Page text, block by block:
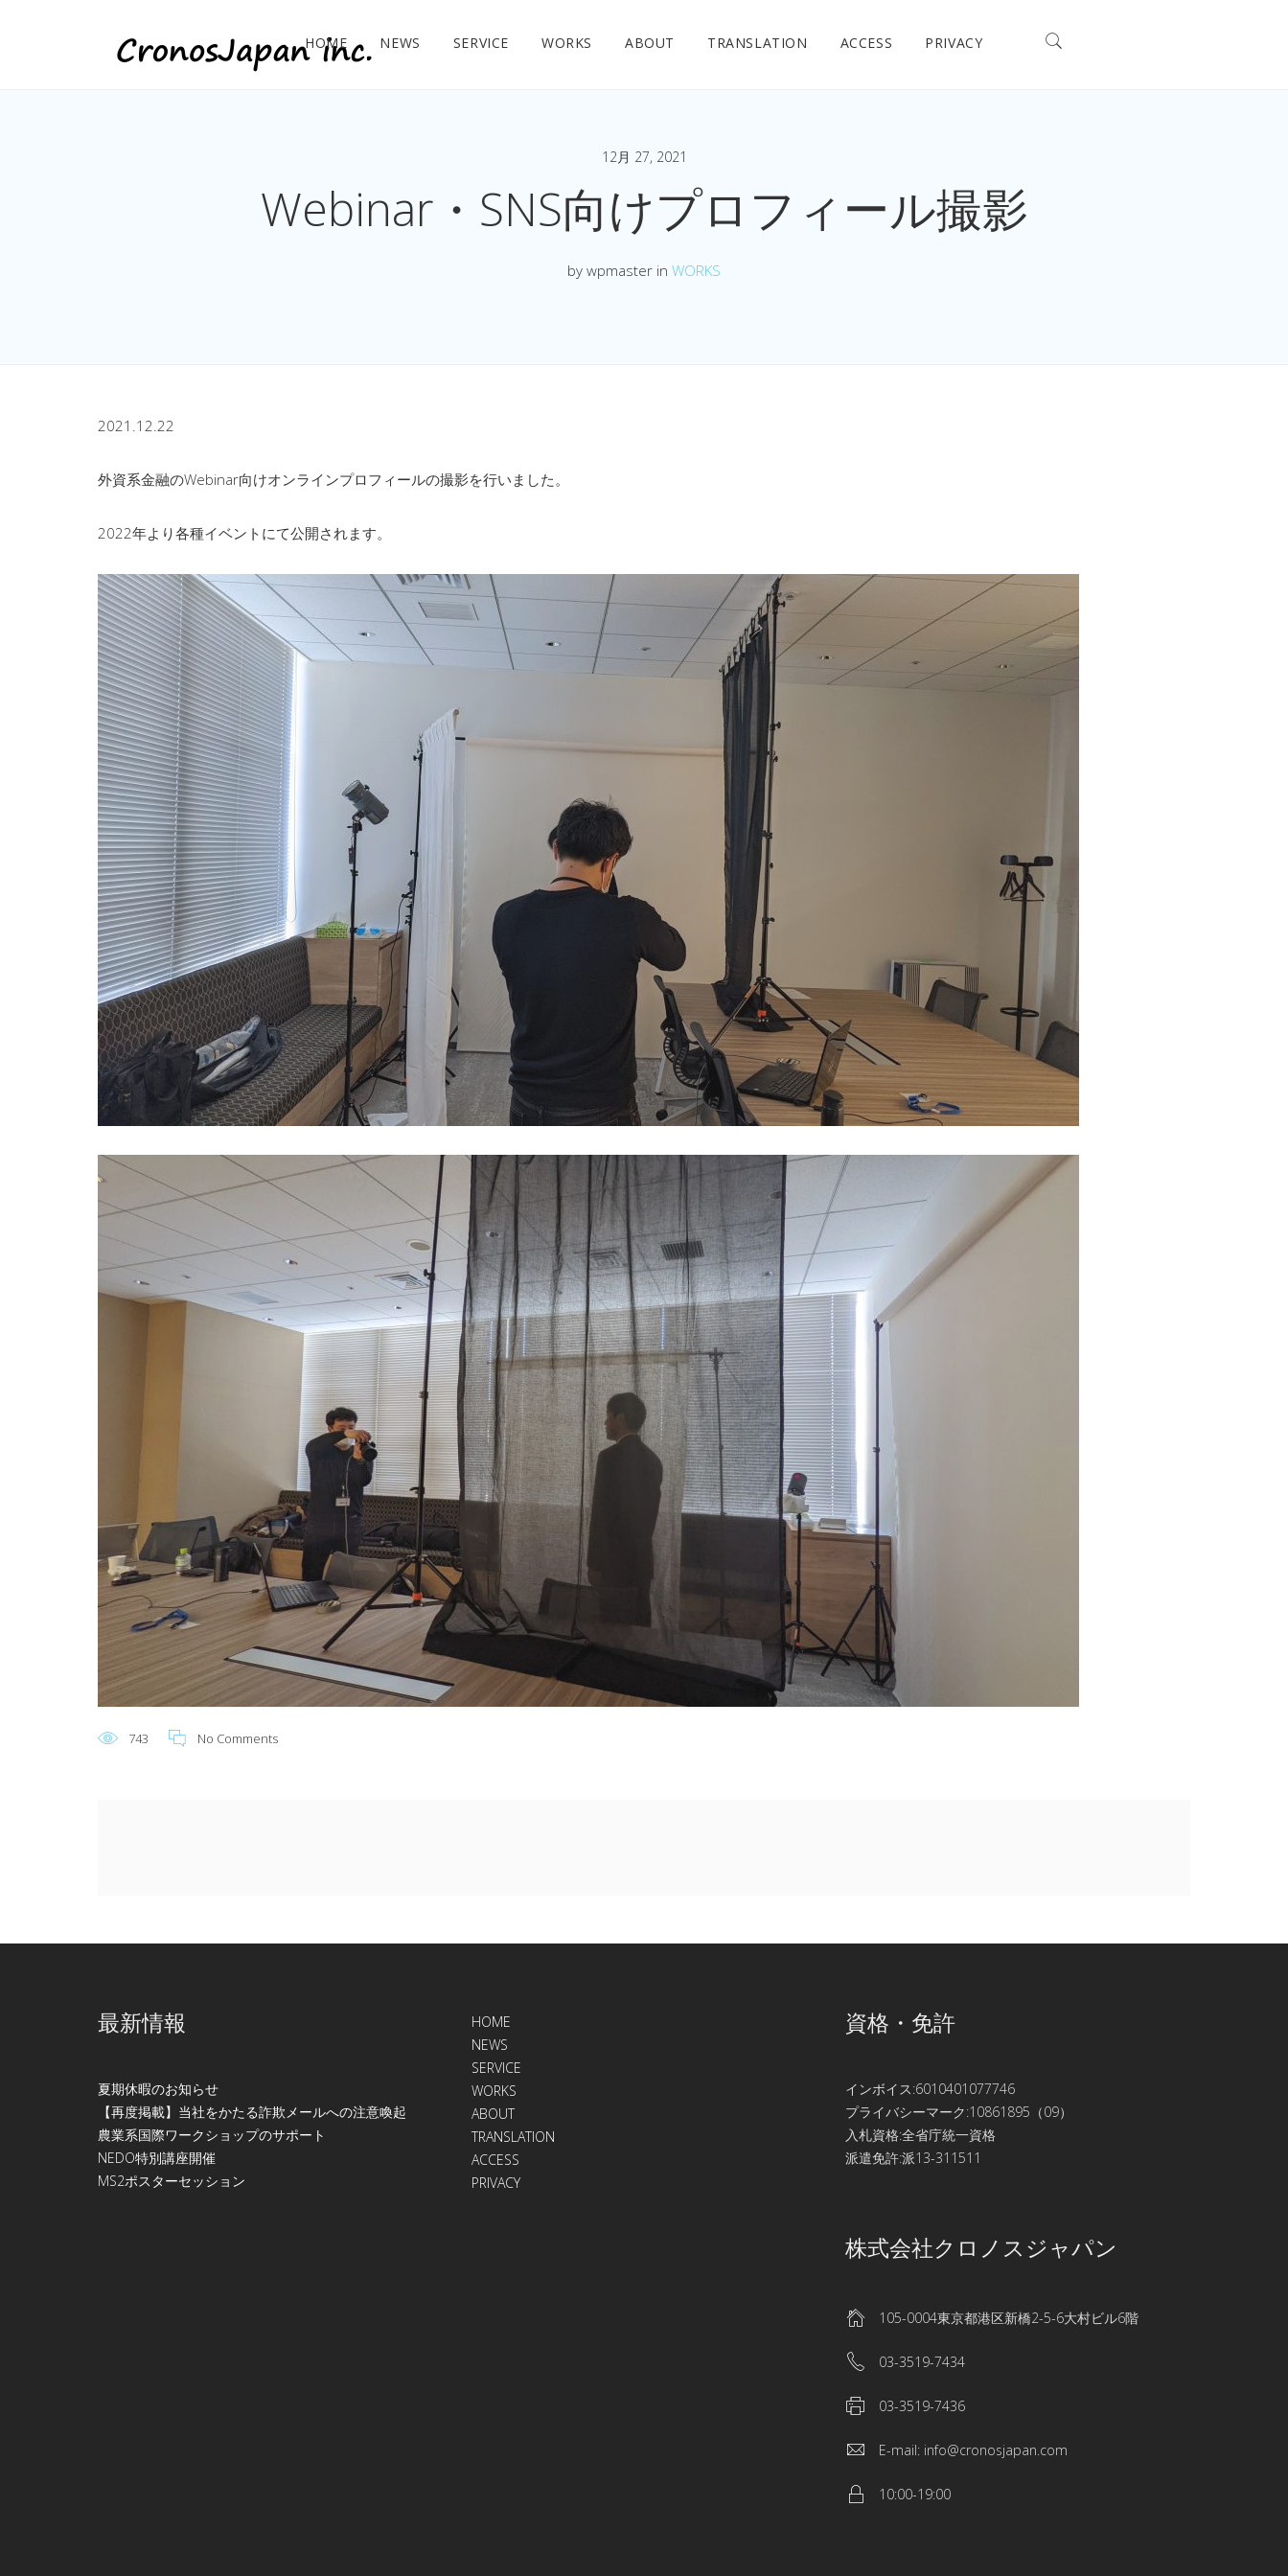
HOME NEWS SERVICE WORKS ABOUT TRANSLATION ACCESS PRIVACY
12月 27, 2021
Webinar・SNS向けプロフィール撮影
by wpmaster in WORKS
2021.12.22
外資系金融のWebinar向けオンラインプロフィールの撮影を行いました。
2022年より各種イベントにて公開されます。
743 No Comments
最新情報
夏期休暇のお知らせ
【再度掲載】当社をかたる詐欺メールへの注意喚起
農業系国際ワークショップのサポート
NEDO特別講座開催
МS2ポスターセッション
HOME
NEWS
SERVICE
WORKS
ABOUT
TRANSLATION
ACCESS
PRIVACY
資格・免許
インボイス:6010401077746
プライバシーマーク:10861895（09）
入札資格:全省庁統一資格
派遣免許:派13-311511
株式会社クロノスジャパン
105-0004東京都港区新橋2-5-6大村ビル6階
03-3519-7434
03-3519-7436
E-mail: info@cronosjapan.com
10:00-19:00